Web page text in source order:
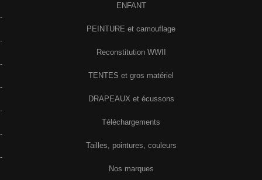
ENFANT
-
PEINTURE et camouflage
-
Reconstitution WWII
-
TENTES et gros matériel
-
DRAPEAUX et écussons
-
Téléchargements
-
Tailles, pointures, couleurs
-
Nos marques